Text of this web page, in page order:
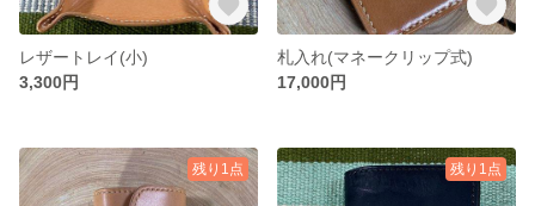
レザートレイ(小)
3,300円
札入れ(マネークリップ式)
17,000円
残り1点 残り1点